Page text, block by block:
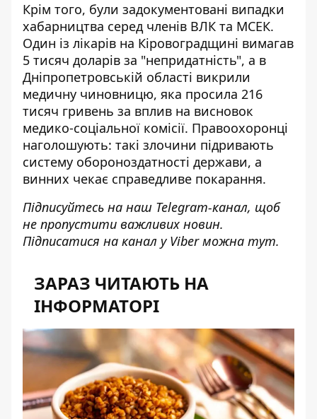
Крім того, були задокументовані випадки
хабарництва серед членів ВЛК та МСЕК.
Один із лікарів на Кіровоградщині вимагав
5 тисяч доларів за "непридатність", а в
Дніпропетровській області викрили
медичну чиновницю, яка просила 216
тисяч гривень за вплив на висновок
медико-соціальної комісії. Правоохоронці
наголошують: такі злочини підривають
систему обороноздатності держави, а
винних чекає справедливе покарання.
Підписуйтесь на наш Telegram-канал, щоб
не пропустити важливих новин.
Підписатися на канал у Viber можна тут.
ЗАРАЗ ЧИТАЮТЬ НА
ІНФОРМАТОРІ